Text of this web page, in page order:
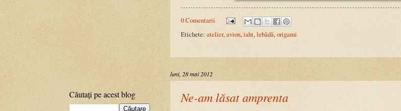
0 Comentarii
Etichete: atelier,avion,iaht,lebădă,origami
luni, 28 mai 2012
Ne-am lăsat amprenta
Căutați pe acest blog